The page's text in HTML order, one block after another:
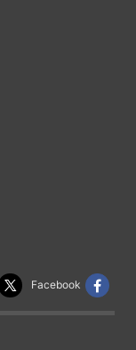
Facebook